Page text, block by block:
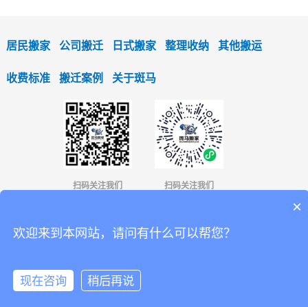
居民搬家 公司搬迁 日式搬家 整理收纳 其他搬运
收费标准 搬迁案例 关于斑马
扫码关注我们 扫码关注我们
商务合作：13823546134/欧小姐
版权所有 © 2019 斑马搬家. 保留所有权利.
×
欢迎来到本网站，请问有什么可以帮您？
现在咨询 稍后再说